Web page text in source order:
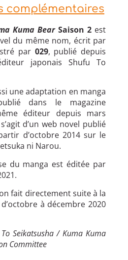
complémentaires
Kuma BearSaison 2 est
du même nom, écrit par
par 029, publié depuis
japonais Shufu To
une adaptation en manga
dans le magazine
éditeur depuis mars
d’un web novel publié
d’octobre 2014 sur le
ni Narou.
du manga est éditée par
fait directement suite à la
à décembre 2020
Seikatsusha / Kuma Kuma
Committee